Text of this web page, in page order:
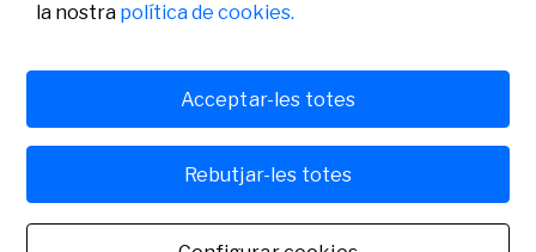
Avís legal
Convocatòries
la nostra política de cookies.
Rebutjar-les totes
Acceptar-les totes